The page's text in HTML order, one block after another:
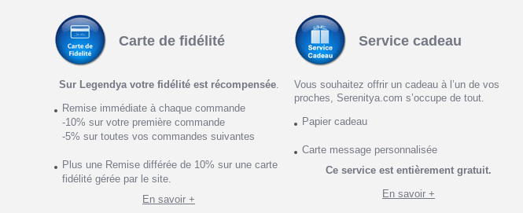
Carte de fidélité
Sur Legendya votre fidélité est récompensée.
Remise immédiate à chaque commande
-10% sur votre première commande
-5% sur toutes vos commandes suivantes
Plus une Remise différée de 10% sur une carte
fidélité gérée par le site.
En savoir +
Service cadeau
Vous souhaitez offrir un cadeau à l’un de vos
proches, Serenitya.com s’occupe de tout.
Papier cadeau
Carte message personnalisée
Ce service est entièrement gratuit.
En savoir +